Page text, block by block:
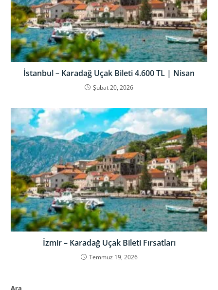
İstanbul – Karadağ Uçak Bileti 4.600 TL | Nisan
Şubat 20, 2026
İzmir – Karadağ Uçak Bileti Fırsatları
Temmuz 19, 2026
Ara